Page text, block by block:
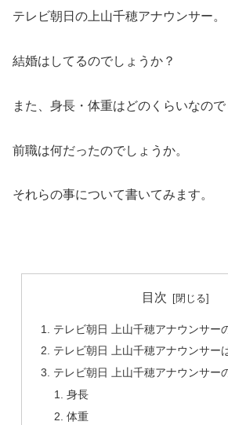
テレビ朝日の上山千穂アナウンサー。
結婚はしてるのでしょうか？
また、身長・体重はどのくらいなので
前職は何だったのでしょうか。
それらの事について書いてみます。
目次
テレビ朝日 上山千穂アナウンサー
テレビ朝日 上山千穂アナウンサー
テレビ朝日 上山千穂アナウンサー
身長
体重